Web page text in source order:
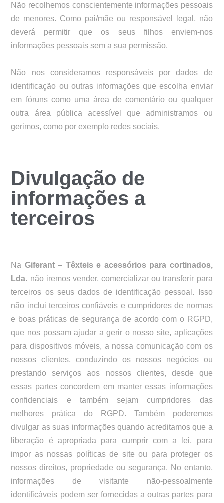
Não recolhemos conscientemente informações pessoais
de menores. Como pai/mãe ou responsável legal, não
deverá permitir que os seus filhos enviem-nos
informações pessoais sem a sua permissão.
Não nos consideramos responsáveis por dados de
identificação ou outras informações que escolha enviar
em fóruns como uma área de comentário ou qualquer
outra área pública acessível que administramos ou
gerimos, como por exemplo redes sociais.
Divulgação de
informações a
terceiros
Na Giferant – Têxteis e acessórios para cortinados,
Lda. não iremos vender, comercializar ou transferir para
terceiros os seus dados de identificação pessoal. Isso
não inclui terceiros confiáveis e cumpridores de normas
e boas práticas de segurança de acordo com o RGPD,
que nos possam ajudar a gerir o nosso site, aplicações
para dispositivos móveis, a nossa comunicação com os
nossos clientes, conduzindo os nossos negócios ou
prestando serviços aos nossos clientes, desde que
essas partes concordem em manter essas informações
confidenciais e também sejam cumpridores das
melhores prática do RGPD. Também poderemos
divulgar as suas informações quando acreditamos que a
liberação é apropriada para cumprir com a lei, para
impor as nossas políticas de site ou para proteger os
nossos direitos, propriedade ou segurança. No entanto,
informações de visitante não-pessoalmente
identificáveis podem ser fornecidas a outras partes para